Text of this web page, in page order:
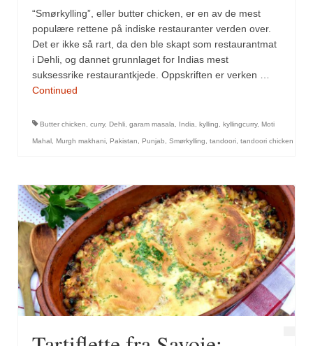
“Smørkylling”, eller butter chicken, er en av de mest
populære rettene på indiske restauranter verden over.
Det er ikke så rart, da den ble skapt som restaurantmat
i Dehli, og dannet grunnlaget for Indias mest
suksessrike restaurantkjede. Oppskriften er verken …
Continued
Butter chicken curry, Dehli garam masala India kylling kyllingcurry, Moti
Mahal Murgh makhani Pakistan Punjab Smørkylling tandoori tandoori chicken